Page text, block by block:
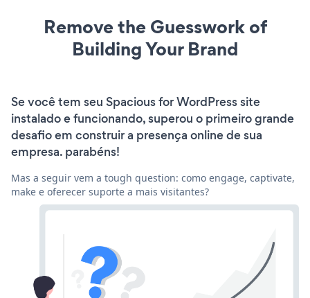
Remove the Guesswork of
Building Your Brand
Se você tem seu Spacious for WordPress site
instalado e funcionando, superou o primeiro grande
desafio em construir a presença online de sua
empresa. parabéns!
Mas a seguir vem a tough question: como engage, captivate,
make e oferecer suporte a mais visitantes?